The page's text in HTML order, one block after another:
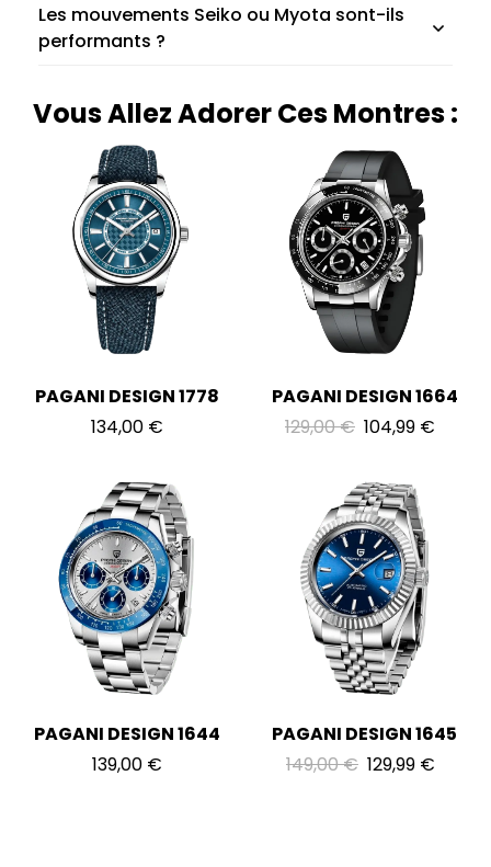
Les mouvements Seiko ou Myota sont-ils
performants ?
Vous Allez Adorer Ces Montres :
PAGANI DESIGN 1778
134,00 €
PAGANI DESIGN 1664
129,00€ 104,99 €
PAGANI DESIGN 1644
139,00 €
PAGANI DESIGN 1645
149,00€ 129,99 €